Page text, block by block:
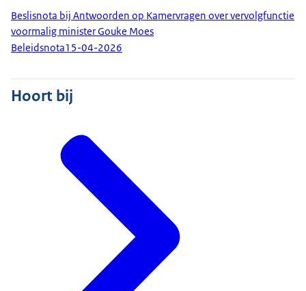
Beslisnota bij Antwoorden op Kamervragen over vervolgfunctie
voormalig minister Gouke Moes
Beleidsnota15-04-2026
Hoort bij